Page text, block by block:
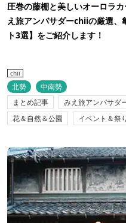
圧巻の藤棚と美しいオーロラ
え旅アンバサダーchiiの厳選、
ト3選】をご紹介します！
chii
北勢
中南勢
まとめ記事
みえ旅アンバサダ
花＆自然＆公園
イベント＆祭り